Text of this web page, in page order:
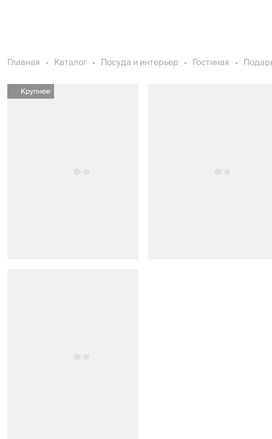
Главная Каталог Посуда и интерьер Гостиная
Крупнее